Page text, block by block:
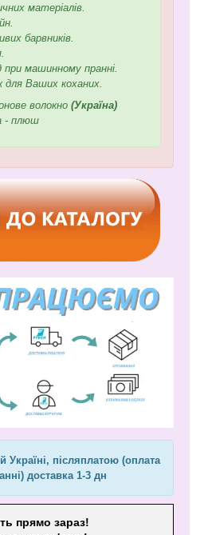
матеріалів.
барвників.
машинному пранні.
для Ваших коханих.
волокно (Україна)
- плюш
Україні, післяплатою (оплата
доставка 1-3 дн
прямо зараз!